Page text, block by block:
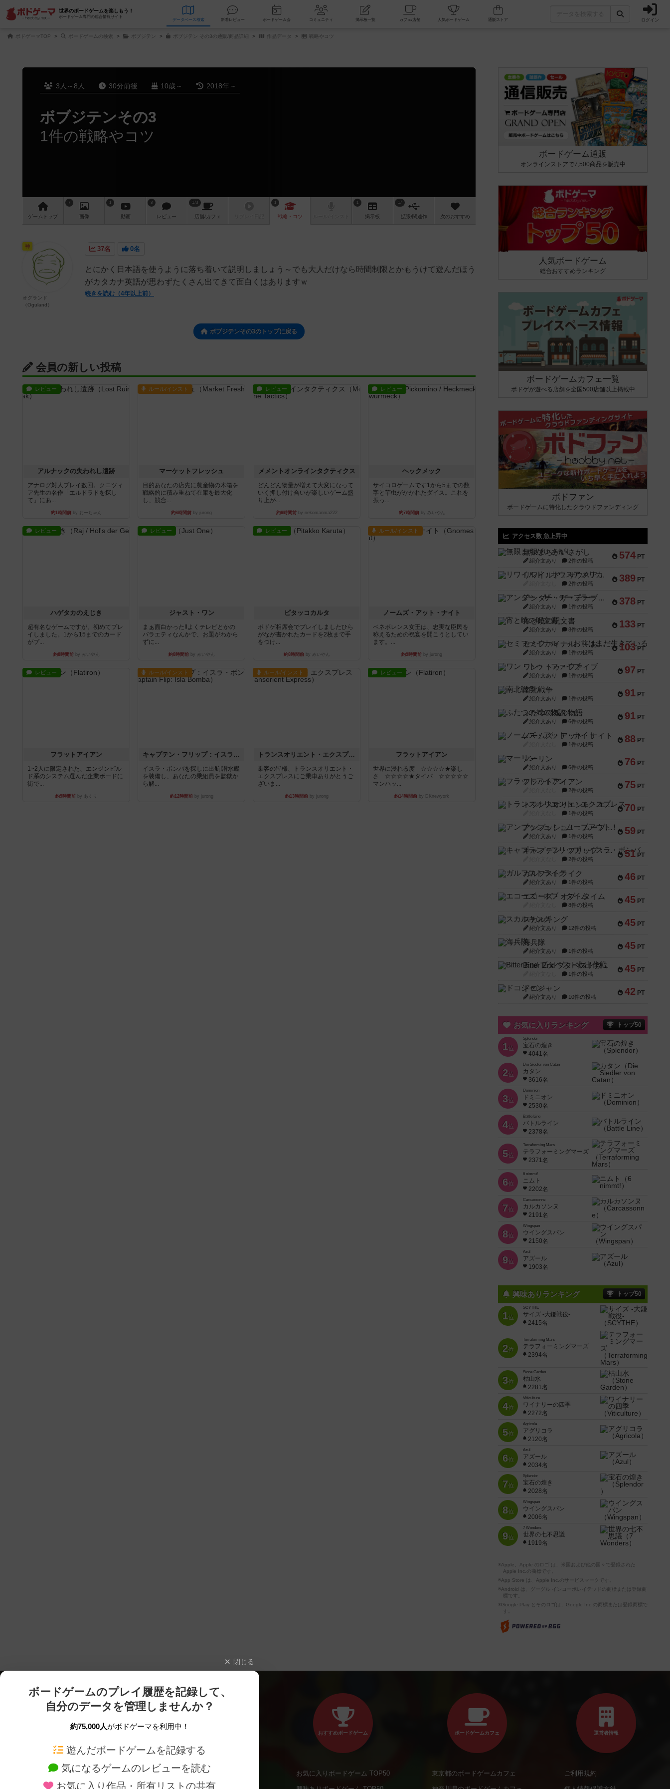
世界のボードゲームを楽しもう！
ボードゲーム専門の総合情報サイト
データベース 検索 新着レビュー ボードゲーム会 コミュニティ 掲示板一覧 カフェ/店舗 人気ボードゲーム ログイン
ボドゲーマTOP ボードゲームの検索 ボブジテン ボブジテン その3の通販/商品詳細 作品データ 戦略やコツ
3人～8人 30分前後 10歳～ 2018年～
ボブジテンその3
1件の戦略やコツ
ゲーム トップ
7
画像
1
動画
8
レビュー
173
店舗/カフェ
1
戦略 ・コツ
1
掲示板
17
拡張/関連作 次のおすすめ
37名 0名
とにかく日本語を使うように落ち着いて説明しましょう～でも大人だけなら時間制限とかもうけて遊んだほう
がカタカナ英語が思わずたくさん出てきて面白くはありますｗ
続きを読む（4年以上前）
神
オグランド
（Oguland）
ボブジテンその3のトップに戻る
会員の新しい投稿
レビュー
アルナックの失われし遺跡
アナログ対人プレイ数回。クニツィ
ア先生の名作「エルドラドを探し
て」にあ...
約1時間前 by おーちゃん
ルール/インスト
マーケットフレッシュ
目的あなたの店先に農産物の木箱を
戦略的に積み重ねて在庫を最大化
し、競合...
約6時間前 by jurong
レビュー
メメントオンラインタクティクス
どんどん物量が増えて大変になって
いく押し付け合いが楽しいゲーム盛
り上が...
約6時間前by nekomanma222
レビュー
ヘックメック
サイコロゲームです1から5までの数
字と芋虫がかかれたダイス。これを
振っ...
約7時間前by みいやん
レビュー
ハゲタカのえじき
超有名なゲームですが、初めてプレ
イしました。1から15までのカード
がプ...
約8時間前by みいやん
レビュー
ジャスト・ワン
まぁ面白かった‼️よくテレビとかの
バラエティなんかで、お題がわから
ずに...
約8時間前by みいやん
レビュー
ピタッコカルタ
ボドゲ相席会でプレイしましたひら
がなが書かれたカードを2枚まで手
をつけ...
約8時間前by みいやん
ルール/インスト
ノームズ・アット・ナイト
ベネボレンス女王は、忠実な臣民を
称えるための祝宴を開こうとしてい
ます。...
約9時間前 by jurong
レビュー
フラットアイアン
1~2人に限定された、エンジンビル
ド系のシステム選んだ企業ボードに
街で...
約9時間前 by あくり
ルール/インスト
キャプテン・フリップ：イスラ・ボンバ
イスラ・ボンバを探しに出航!潜水艦
を装備し、あなたの乗組員を監獄か
ら解...
約12時間前by jurong
ルール/インスト
トランスオリエント・エクスプレス
乗客の皆様、トランスオリエント・
エクスプレスにご乗車ありがとうご
ざいま...
約13時間前by jurong
レビュー
フラットアイアン
世界に浸れる度 ☆☆☆☆★楽し
さ ☆☆☆☆★タイパ ☆☆☆☆☆
マンハッ...
約14時間前 by DKnewyork
ボードゲーム通販
オンラインストアで7,500商品を販売中
人気ボードゲーム
総合おすすめランキング
ボードゲームカフェ一覧
ボドゲが遊べる店舗を全国500店舗以上掲載中
ボドファン
ボードゲームに特化したクラウドファンディング
アクセス数 急上昇中
574 PT
無限まちがいさがし
紹介文あり 2件の投稿
389 PT
リワイルド：サウスアメリカ
2件の投稿
378 PT
アンダー・ザ・テーブラー
紹介文あり 1件の投稿
133 PT
宵と暁の呪文書
紹介文あり 8件の投稿
103 PT
セミファイナル ～お前はまだ生きている～
紹介文あり 1件の投稿
97 PT
ワン・トゥ・ファイブ
紹介文あり 1件の投稿
91 PT
南北戦争
紹介文あり 1件の投稿
91 PT
ふたつの城の物語
紹介文あり 6件の投稿
88 PT
ノームズ・アット・ナイト
1件の投稿
76 PT
マーリン
紹介文あり 6件の投稿
75 PT
フラットアイアン
2件の投稿
70 PT
トランスオリエント・エクスプレス
1件の投稿
59 PT
アンブッシュ！：ムーブアウト！
紹介文あり 1件の投稿
51 PT
キャプテン・フリップ：イスラ・ボンバ
2件の投稿
46 PT
ガルフストライク
紹介文あり 1件の投稿
45 PT
エコーズ・オブ・タイム
8件の投稿
45 PT
スカルキング
紹介文あり 12件の投稿
45 PT
海兵隊
紹介文あり 1件の投稿
45 PT
Bitter End ブタペスト救出作戦
1件の投稿
42 PT
ドコジャン
紹介文あり 10件の投稿
お気に入りランキング トップ50
1位
Splendor
宝石の煌き
4041名
2位
Die Siedler von Catan
カタン
3616名
3位
Dominion
ドミニオン
2530名
4位
Battle Line
バトルライン
2378名
5位
Terraforming Mars
テラフォーミングマーズ
2371名
6位
6 nimmt!
ニムト
2202名
7位
Carcassonne
カルカソンヌ
2191名
8位
Wingspan
ウイングスパン
2150名
9位
Azul
アズール
1903名
興味ありランキング トップ50
1位
SCYTHE
サイズ -大鎌戦役-
2415名
2位
Terraforming Mars
テラフォーミングマーズ
2394名
3位
Stone Garden
枯山水
2281名
4位
Viticulture
ワイナリーの四季
2272名
5位
Agricola
アグリコラ
2120名
6位
Azul
アズール
2034名
7位
Splendor
宝石の煌き
2028名
8位
Wingspan
ウイングスパン
2006名
9位
7 Wonders
世界の七不思議
1919名
※Apple、Apple のロゴ は、米国および他の国々で登録された
Apple Inc.の商標です。
※App Store は、Apple Inc.のサービスマークです。
※Android は、グーグル インコーポレイテッドの商標または登録商
標です。
※Google Play とそのロゴは、Google Inc.の商標または登録商標で
す。
閉じる
ボードゲームのプレイ履歴を記録して、
自分のデータを管理しませんか？
約75,000人がボドゲーマを利用中！
遊んだボードゲームを記録する
気になるゲームのレビューを読む
お気に入り作品・所有リストの共有
ボードゲームを検索する 新作・再入荷情報
おすすめボードゲーム
お気に入りボードゲーム TOP50
ボードゲームカフェ
東京都のボードゲームカフェ
運営者情報
ご利用規約